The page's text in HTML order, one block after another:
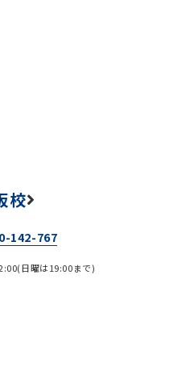
校
142-767
日曜は19:00まで)